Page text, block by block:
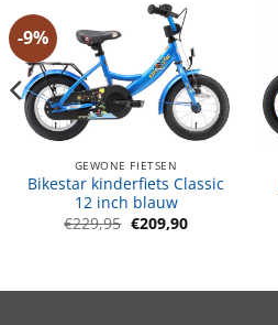
-9%
GEWONE FIETSEN
Bikestar kinderfiets Classic
12 inch blauw
€229,95 Oorspronkelijke
prijs
€209,90Huidige
prijs